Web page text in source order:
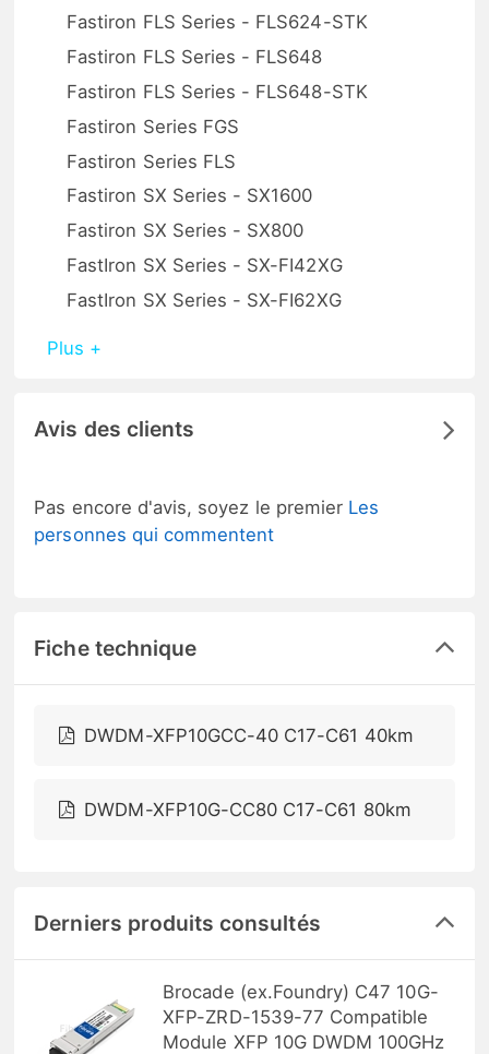
Fastiron FLS Series - FLS624-STK
Fastiron FLS Series - FLS648
Fastiron FLS Series - FLS648-STK
Fastiron Series FGS
Fastiron Series FLS
Fastiron SX Series - SX1600
Fastiron SX Series - SX800
FastIron SX Series - SX-FI42XG
FastIron SX Series - SX-FI62XG
Plus +
Avis des clients
Pas encore d'avis, soyez le premier Les
personnes qui commentent
Fiche technique
DWDM-XFP10GCC-40 C17-C61 40km
DWDM-XFP10G-CC80 C17-C61 80km
Derniers produits consultés
Brocade (ex.Foundry) C47 10G-
XFP-ZRD-1539-77 Compatible
Module XFP 10G DWDM 100GHz